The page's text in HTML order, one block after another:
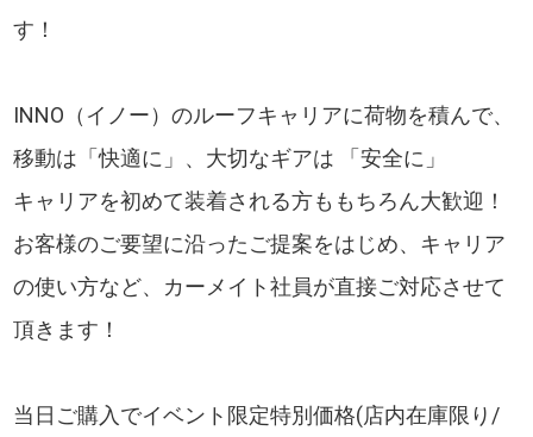
す！
INNO（イノー）のルーフキャリアに荷物を積んで、
移動は「快適に」、大切なギアは 「安全に」
キャリアを初めて装着される方ももちろん大歓迎！
お客様のご要望に沿ったご提案をはじめ、キャリア
の使い方など、カーメイト社員が直接ご対応させて
頂きます！
当日ご購入でイベント限定特別価格(店内在庫限り/